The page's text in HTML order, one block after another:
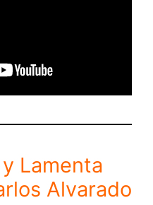
Lamenta
Alvarado